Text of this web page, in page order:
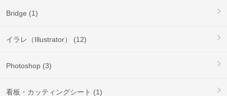
Bridge (1)
イラレ（Illustrator） (12)
Photoshop (3)
看板・カッティングシート (1)